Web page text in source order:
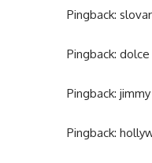
Pingback:
Pingback: dolce
Pingback:
Pingback: